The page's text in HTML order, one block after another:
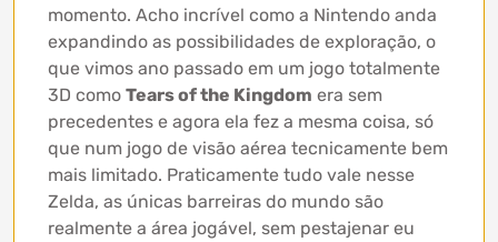
momento. Acho incrível como a Nintendo anda
expandindo as possibilidades de exploração, o
que vimos ano passado em um jogo totalmente
3D como Tears of the Kingdom era sem
precedentes e agora ela fez a mesma coisa, só
que num jogo de visão aérea tecnicamente bem
mais limitado. Praticamente tudo vale nesse
Zelda, as únicas barreiras do mundo são
realmente a área jogável, sem pestajenar eu